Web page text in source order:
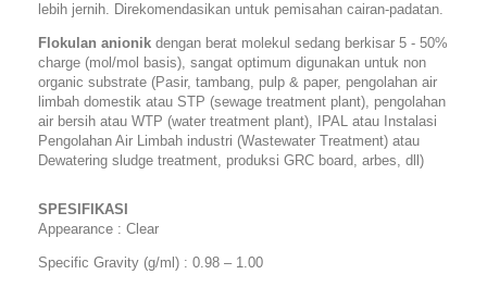
lebih jernih. Direkomendasikan untuk pemisahan cairan-padatan.
Flokulan anionik dengan berat molekul sedang berkisar 5 - 50%
charge (mol/mol basis), sangat optimum digunakan untuk non
organic substrate (Pasir, tambang, pulp & paper, pengolahan air
limbah domestik atau STP (sewage treatment plant), pengolahan
air bersih atau WTP (water treatment plant), IPAL atau Instalasi
Pengolahan Air Limbah industri (Wastewater Treatment) atau
Dewatering sludge treatment, produksi GRC board, arbes, dll)
SPESIFIKASI
Appearance : Clear
Specific Gravity (g/ml) : 0.98 – 1.00